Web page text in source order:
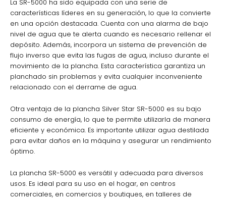
La SR-5000 ha sido equipada con una serie de
características líderes en su generación, lo que la convierte
en una opción destacada. Cuenta con una alarma de bajo
nivel de agua que te alerta cuando es necesario rellenar el
depósito. Además, incorpora un sistema de prevención de
flujo inverso que evita las fugas de agua, incluso durante el
movimiento de la plancha. Esta característica garantiza un
planchado sin problemas y evita cualquier inconveniente
relacionado con el derrame de agua.
Otra ventaja de la plancha Silver Star SR-5000 es su bajo
consumo de energía, lo que te permite utilizarla de manera
eficiente y económica. Es importante utilizar agua destilada
para evitar daños en la máquina y asegurar un rendimiento
óptimo.
La plancha SR-5000 es versátil y adecuada para diversos
usos. Es ideal para su uso en el hogar, en centros
comerciales, en comercios y boutiques, en talleres de